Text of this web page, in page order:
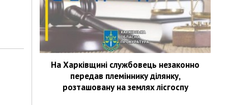
На Харківщині службовець незаконно
передав племіннику ділянку,
розташовану на землях лісгоспу